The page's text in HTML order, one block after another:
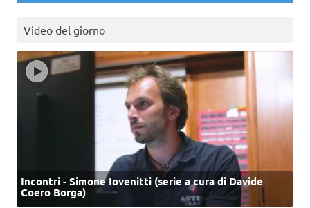
Video del giorno
Incontri - Simone Iovenitti (serie a cura di Davide
Coero Borga)